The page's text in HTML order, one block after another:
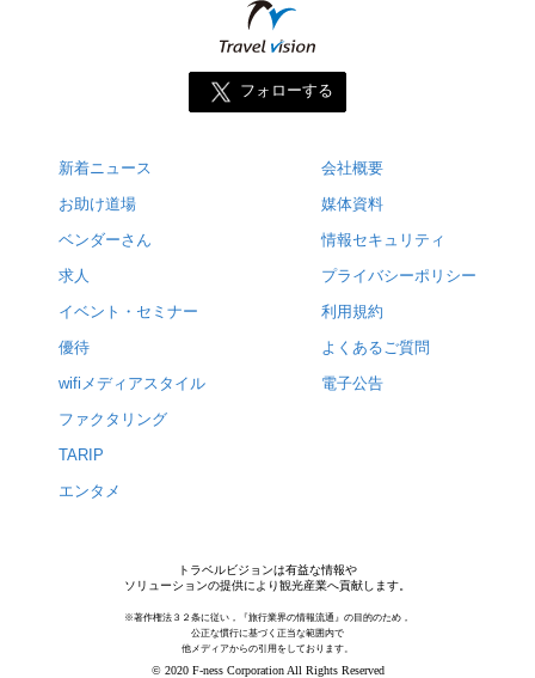
フォローする
新着ニュース
お助け道場
ベンダーさん
求人
イベント・セミナー
優待
wifiメディアスタイル
ファクタリング
TARIP
エンタメ
会社概要
媒体資料
情報セキュリティ
プライバシーポリシー
利用規約
よくあるご質問
電子公告
トラベルビジョンは有益な情報や
ソリューションの提供により観光産業へ貢献します。
※著作権法３２条に従い，『旅行業界の情報流通』の目的のため，
公正な慣行に基づく正当な範囲内で
他メディアからの引用をしております。
© 2020 F-ness Corporation All Rights Reserved